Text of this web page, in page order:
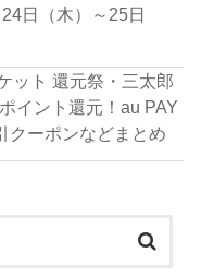
日（木）～25日
ット 還元祭・三太郎
イント還元！au PAY
クーポンなどまとめ